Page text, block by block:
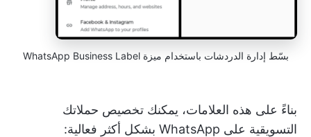
بسّط إدارة الدردشات باستخدام ميزة WhatsApp Business Label
بناءً على هذه العلامات، يمكنك تخصيص حملاتك
التسويقية على WhatsApp بشكل أكثر فعالية: